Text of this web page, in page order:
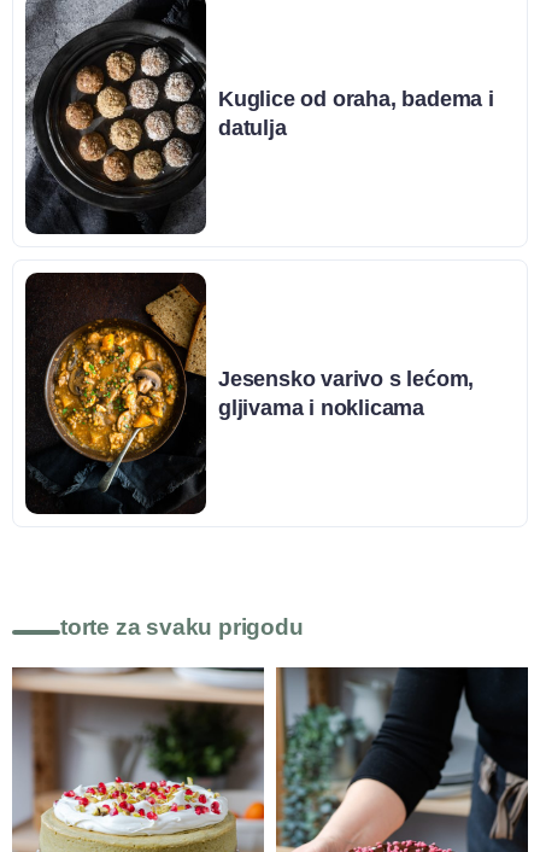
Kuglice od oraha, badema i
datulja
Jesensko varivo s lećom,
gljivama i noklicama
torte za svaku prigodu